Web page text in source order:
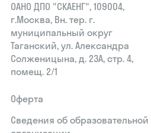
ОАНО ДПО "СКАЕНГ", 109004,
г.Москва, Вн. тер. г.
муниципальный округ
Таганский, ул. Александра
Солженицына, д. 23А, стр. 4,
помещ. 2/1
Оферта
Сведения об образовательной